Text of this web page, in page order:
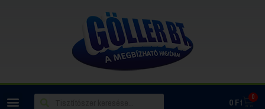
0Ft 0